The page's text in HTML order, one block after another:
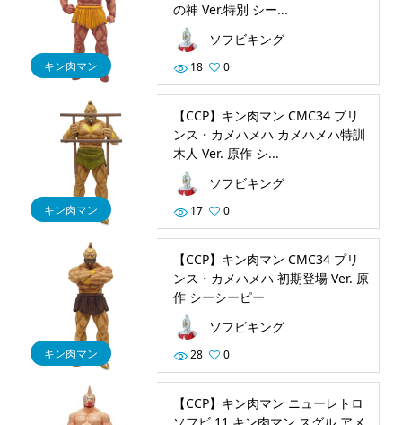
キン肉マン
の神 Ver.特別 シー...
ソフビキング
18 0
キン肉マン
【CCP】キン肉マン CMC34 プリ
ンス・カメハメハ カメハメハ特訓
木人 Ver. 原作 シ...
ソフビキング
17 0
キン肉マン
【CCP】キン肉マン CMC34 プリ
ンス・カメハメハ 初期登場 Ver. 原
作 シーシーピー
ソフビキング
28 0
【CCP】キン肉マン ニューレトロ